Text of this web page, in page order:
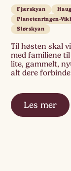
Fjærskyan
Planetenringen-
Slørskyan
Til høsten skal
med familiene
lite, gammelt,
alt dere
Les mer